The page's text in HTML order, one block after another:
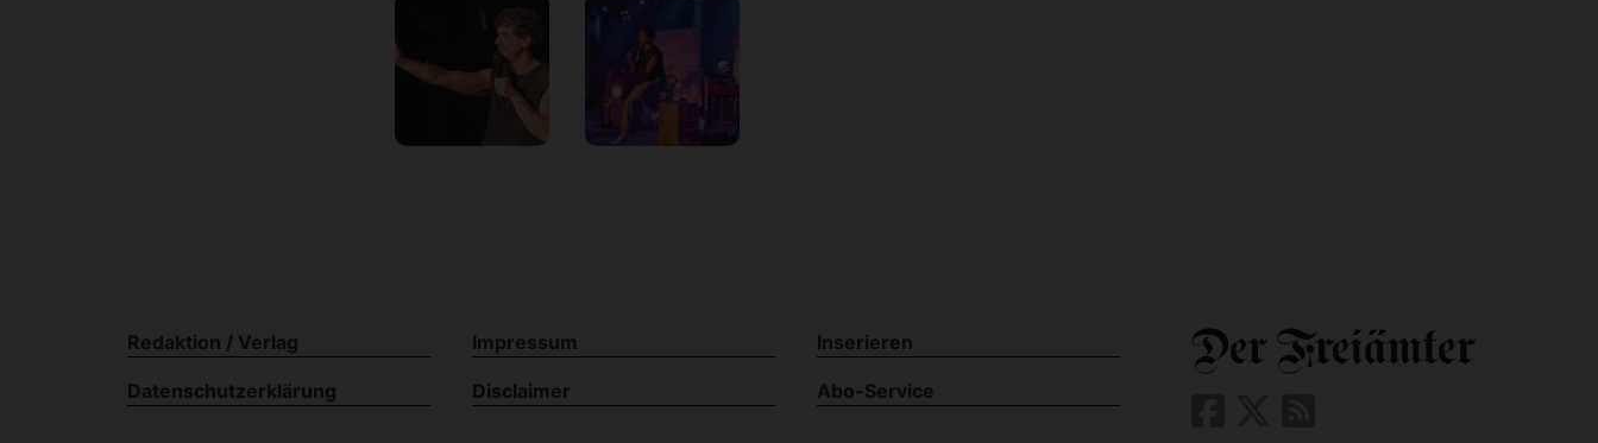
Redaktion / Verlag Impressum Inserieren
Datenschutzerklärung Disclaimer Abo-Service